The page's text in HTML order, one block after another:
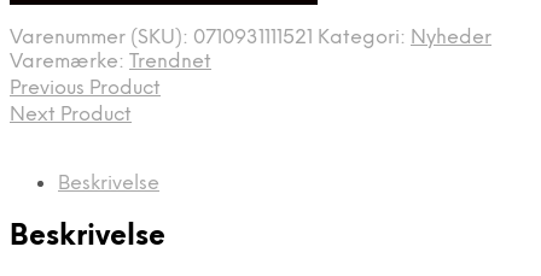
Varenummer (SKU): 0710931111521 Kategori: Nyheder
Varemærke: Trendnet
Previous Product
Next Product
Beskrivelse
Beskrivelse